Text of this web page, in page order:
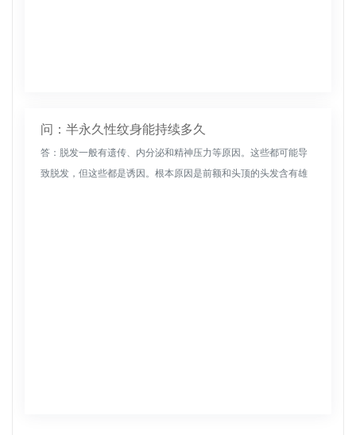
问：半永久性纹身能持续多久
答：脱发一般有遗传、内分泌和精神压力等原因。这些都可能导
致脱发，但这些都是诱因。根本原因是前额和头顶的头发含有雄